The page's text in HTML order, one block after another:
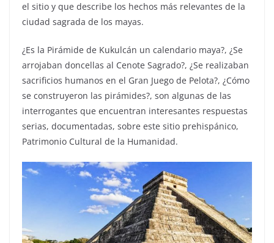
el sitio y que describe los hechos más relevantes de la
ciudad sagrada de los mayas.
¿Es la Pirámide de Kukulcán un calendario maya?, ¿Se
arrojaban doncellas al Cenote Sagrado?, ¿Se realizaban
sacrificios humanos en el Gran Juego de Pelota?, ¿Cómo
se construyeron las pirámides?, son algunas de las
interrogantes que encuentran interesantes respuestas
serias, documentadas, sobre este sitio prehispánico,
Patrimonio Cultural de la Humanidad.